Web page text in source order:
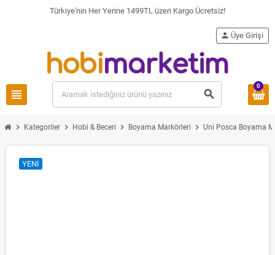
Türkiye'nin Her Yerine 1499TL üzeri Kargo Ücretsiz!
view_headline search
person Üye Girişi
0
chevron_right Kategoriler chevron_right Hobi & Beceri chevron_right Boyama Markörleri chevron_right Uni Posca Boyama
YENI